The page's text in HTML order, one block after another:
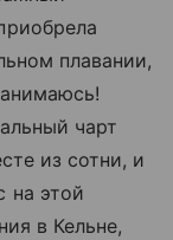
плавании,
чарт
из сотни, и
на этой
в Кельне,